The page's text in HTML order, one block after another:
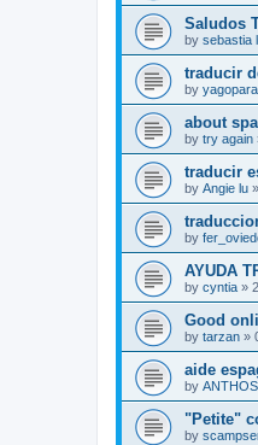
Saludos
by sebastia
traducir
by
about
by try again
traducir
by Angie lu »
by
AYUDA
by cyntia »
Good
by tarzan »
aide
by ANTHOS
"Petite"
by